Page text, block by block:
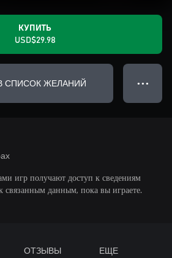
КУПИТЬ
USD$29.98
СПИСОК ЖЕЛАНИЙ ● ● ●
игр получают доступ к сведениям
данным, пока вы играете.
ОТЗЫВЫ ЕЩЕ